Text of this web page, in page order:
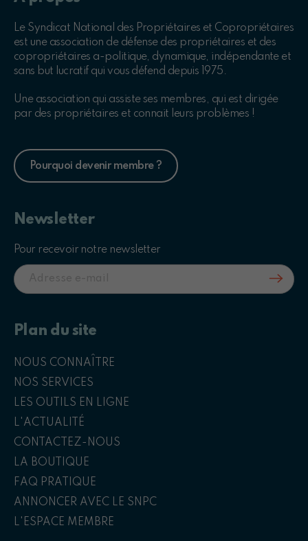
Le Syndicat National des Propriétaires et Copropriétaires
est une association de défense des propriétaires et des
copropriétaires a-politique, dynamique, indépendante et
sans but lucratif qui vous défend depuis 1975.
Une association qui assiste ses membres, qui est dirigée
par des propriétaires et connait leurs problèmes !
Pourquoi devenir membre ?
Newsletter
Pour recevoir notre newsletter
Plan du site
NOUS CONNAÎTRE
NOS SERVICES
LES OUTILS EN LIGNE
L'ACTUALITÉ
CONTACTEZ-NOUS
LA BOUTIQUE
FAQ PRATIQUE
ANNONCER AVEC LE SNPC
L'ESPACE MEMBRE